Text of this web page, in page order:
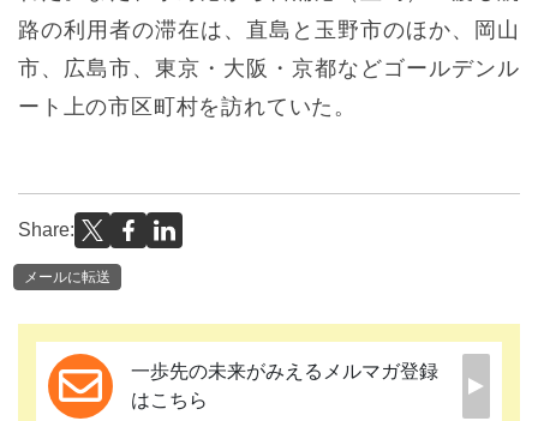
路の利用者の滞在は、直島と玉野市のほか、岡山
市、広島市、東京・大阪・京都などゴールデンル
ート上の市区町村を訪れていた。
Share:
メールに転送
一歩先の未来がみえるメルマガ登録
はこちら